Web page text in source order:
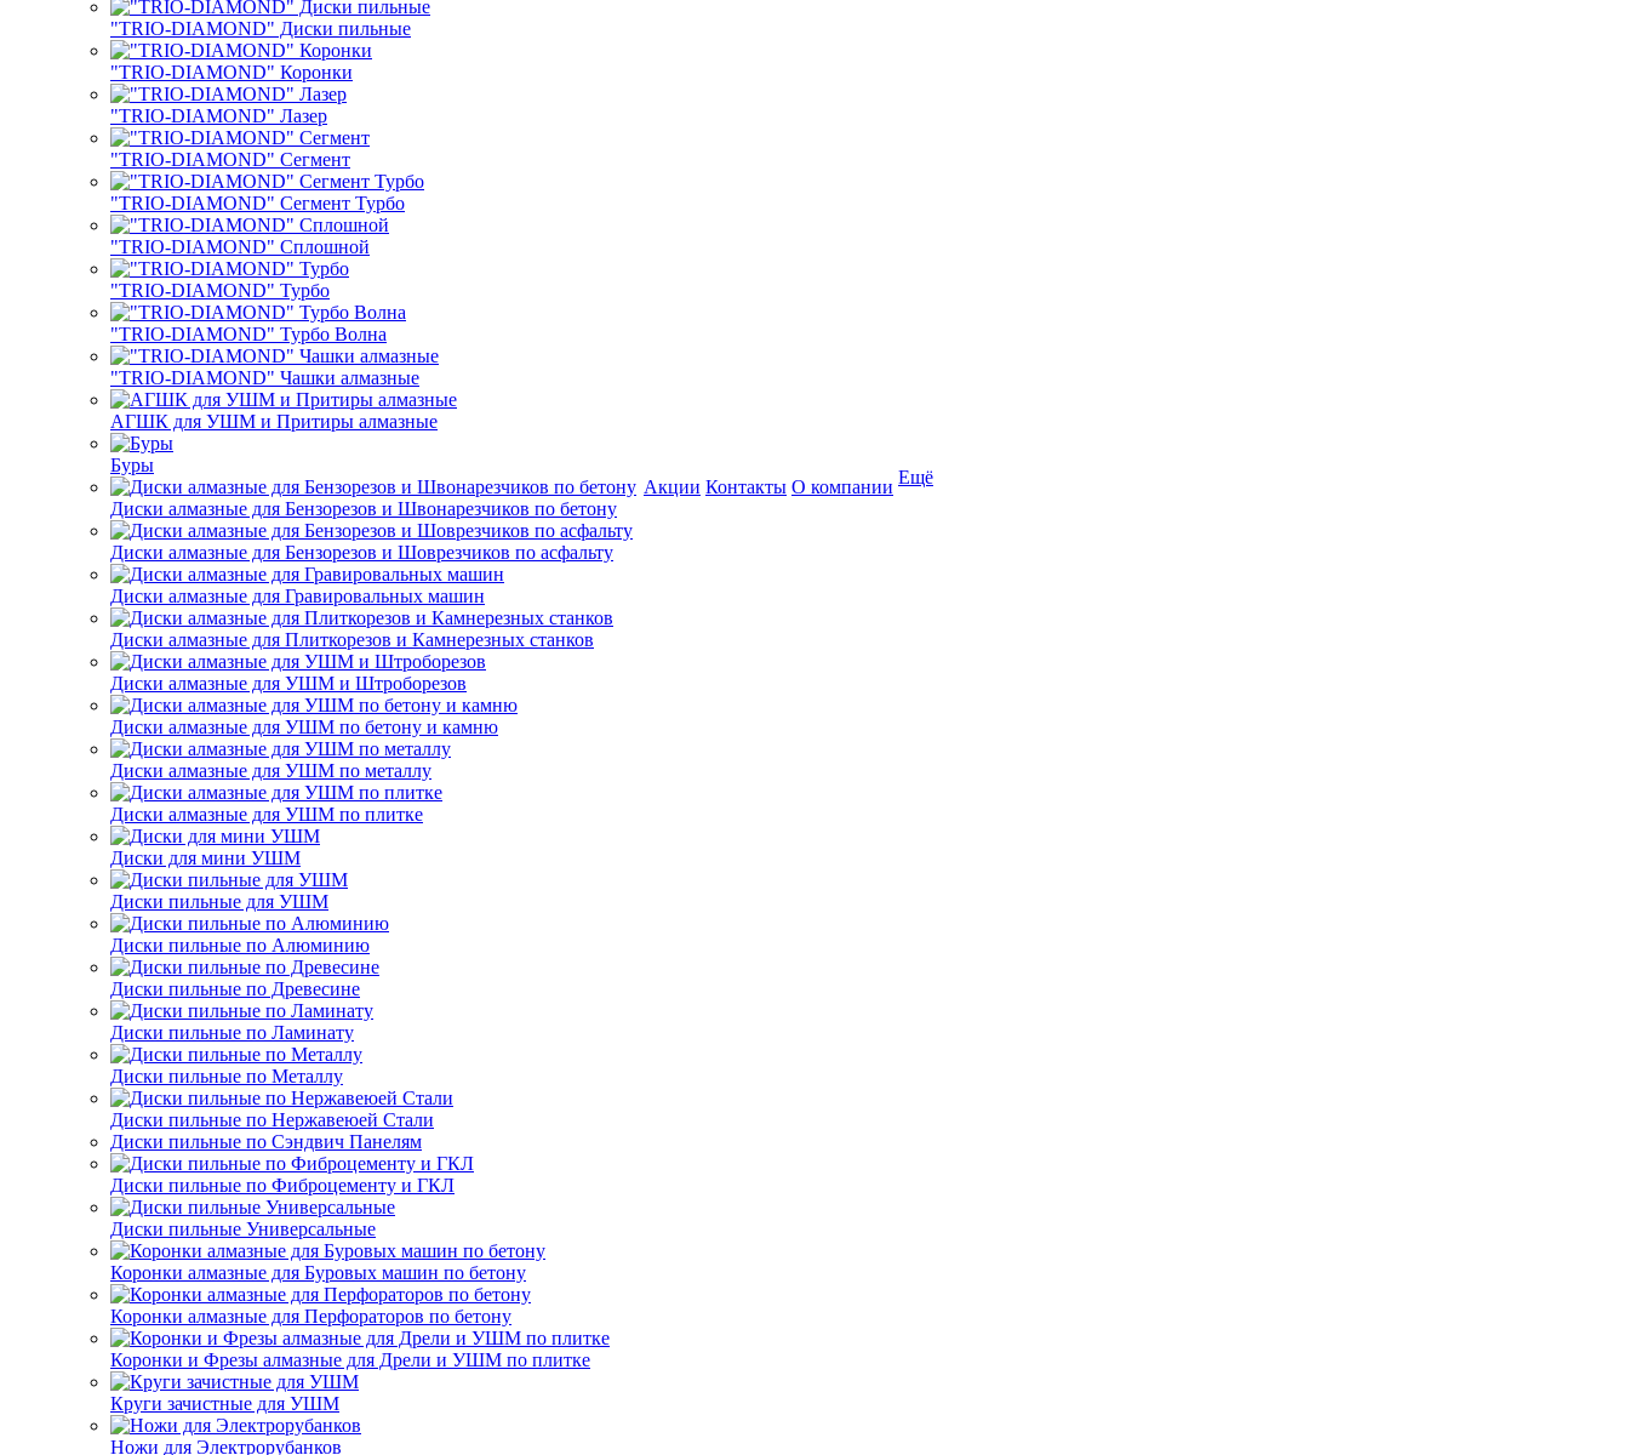
"TRIO-DIAMOND" Диски пильные
"TRIO-DIAMOND" Коронки
"TRIO-DIAMOND" Лазер
"TRIO-DIAMOND" Сегмент
"TRIO-DIAMOND" Сегмент Турбо
"TRIO-DIAMOND" Сплошной
"TRIO-DIAMOND" Турбо
"TRIO-DIAMOND" Турбо Волна
"TRIO-DIAMOND" Чашки алмазные
АГШК для УШМ и Притиры алмазные
Буры
Диски алмазные для Бензорезов и Швонарезчиков по бетону
Диски алмазные для Бензорезов и Шоврезчиков по асфальту
Диски алмазные для Гравировальных машин
Диски алмазные для Плиткорезов и Камнерезных станков
Диски алмазные для УШМ и Штроборезов
Диски алмазные для УШМ по бетону и камню
Диски алмазные для УШМ по металлу
Диски алмазные для УШМ по плитке
Диски для мини УШМ
Диски пильные для УШМ
Диски пильные по Алюминию
Диски пильные по Древесине
Диски пильные по Ламинату
Диски пильные по Металлу
Диски пильные по Нержавеюей Стали
Диски пильные по Сэндвич Панелям
Диски пильные по Фиброцементу и ГКЛ
Диски пильные Универсальные
Коронки алмазные для Буровых машин по бетону
Коронки алмазные для Перфораторов по бетону
Коронки и Фрезы алмазные для Дрели и УШМ по плитке
Круги зачистные для УШМ
Ножи для Электрорубанков
Акции Контакты О компании Ещё